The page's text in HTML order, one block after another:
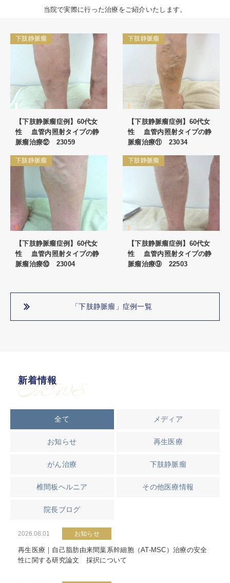
当院で実際に行った治療をご紹介いたします。
下肢静脈瘤
【下肢静脈瘤症例】60代女
性 血管内照射タイプの静
脈瘤治療⑫ 23059
下肢静脈瘤
【下肢静脈瘤症例】60代女
性 血管内照射タイプの静
脈瘤治療⑪ 23034
下肢静脈瘤
【下肢静脈瘤症例】60代女
性 血管内照射タイプの静
脈瘤治療⑩ 23004
下肢静脈瘤
【下肢静脈瘤症例】60代女
性 血管内照射タイプの静
脈瘤治療⑨ 22503
「下肢静脈瘤」症例一覧
新着情報
NEWS
全て メディア
お知らせ 再生医療
がん治療 下肢静脈瘤
椎間板ヘルニア その他医療情報
院長ブログ
2026.08.01 お知らせ
再生医療｜自己脂肪由来間葉系幹細胞（AT-MSC）治療の安全
性に関する研究論文 採択について